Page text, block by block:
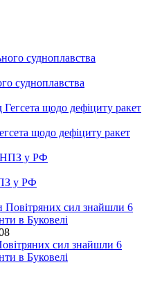
судноплавства
щодо дефіциту ракет
у РФ
сил знайшли 6
в Буковелі